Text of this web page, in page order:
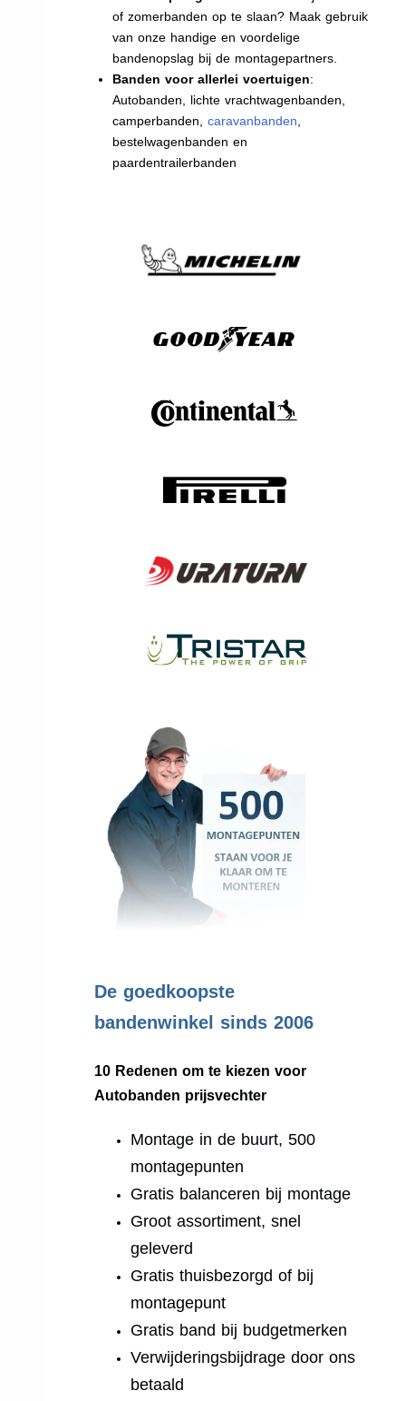
of zomerbanden op te slaan? Maak gebruik
van onze handige en voordelige
bandenopslag bij de montagepartners.
Banden voor allerlei voertuigen:
Autobanden, lichte vrachtwagenbanden,
camperbanden, caravanbanden,
bestelwagenbanden en
paardentrailerbanden
De goedkoopste
bandenwinkel sinds 2006
10 Redenen om te kiezen voor
Autobanden prijsvechter
Montage in de buurt, 500
montagepunten
Gratis balanceren bij montage
Groot assortiment, snel
geleverd
Gratis thuisbezorgd of bij
montagepunt
Gratis band bij budgetmerken
Verwijderingsbijdrage door ons
betaald